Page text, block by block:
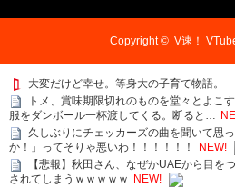
Copyright © V速！
大変だけど幸せ。等身大の子育て物語。
トメ、賞味期限切れのものを堂々とよこ
服をダンボール一杯渡してくる。断ると…
久しぶりにチェッカーズの曲を聞いて思
か！」ってそりゃ悪いわ！！！！！！
NEW!
【悲報】秋田さん、なぜかUAEから目
されてしまうｗｗｗｗｗ NEW!